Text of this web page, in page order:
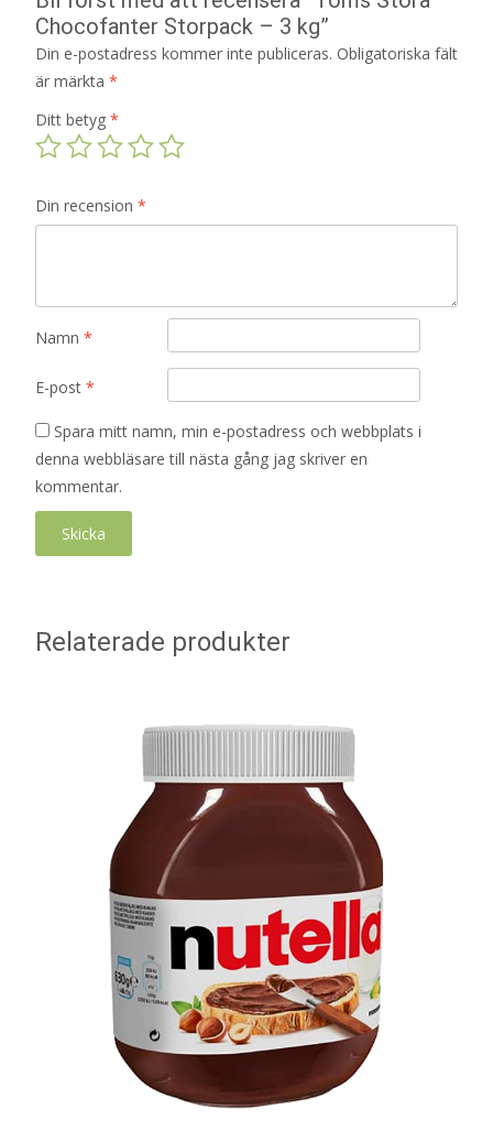
Chocofanter Storpack – 3 kg”
Din e-postadress kommer inte publiceras. Obligatoriska fält
är märkta *
Ditt betyg *
Din recension *
Namn *
E-post *
Spara mitt namn, min e-postadress och webbplats i
denna webbläsare till nästa gång jag skriver en
kommentar.
Relaterade produkter